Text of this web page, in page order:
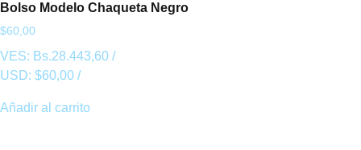
Bolso Modelo Chaqueta Negro
$60,00
VES: Bs.28.443,60 /
USD: $60,00 /
Añadir al carrito